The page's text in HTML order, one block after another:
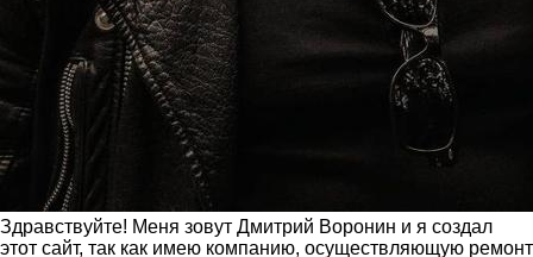
Здравствуйте! Меня зовут Дмитрий Воронин и я создал
этот сайт, так как имею компанию, осуществляющую ремонт